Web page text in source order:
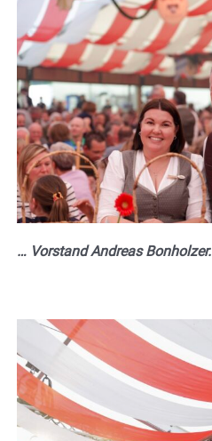
… Vorstand Andreas Bonholzer.